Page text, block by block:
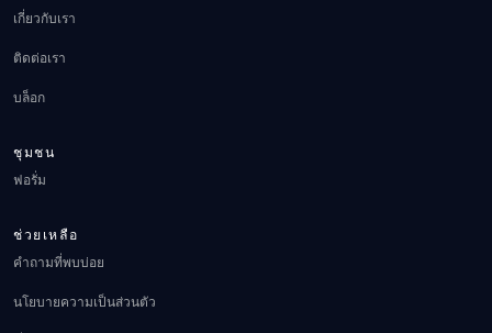
เกี่ยวกับเรา
ติดต่อเรา
บล็อก
ชุมชน
ฟอรั่ม
ช่วยเหลือ
คำถามที่พบบ่อย
นโยบายความเป็นส่วนตัว